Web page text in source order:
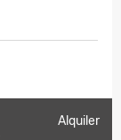
Alquiler